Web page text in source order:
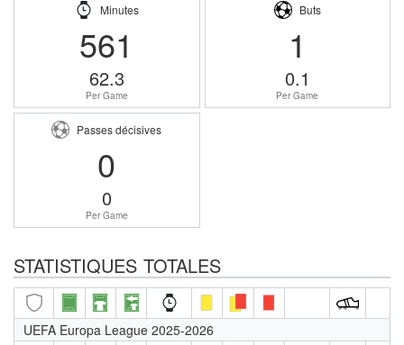
Minutes
561
62.3
Per Game
Buts
1
0.1
Per Game
Passes décisives
0
0
Per Game
STATISTIQUES TOTALES
UEFA Europa League 2025-2026